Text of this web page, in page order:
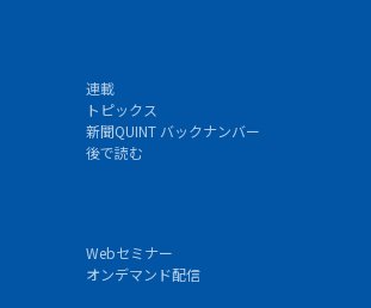
連載
トピックス
新聞QUINT バックナンバー
後で読む
Webセミナー
オンデマンド配信